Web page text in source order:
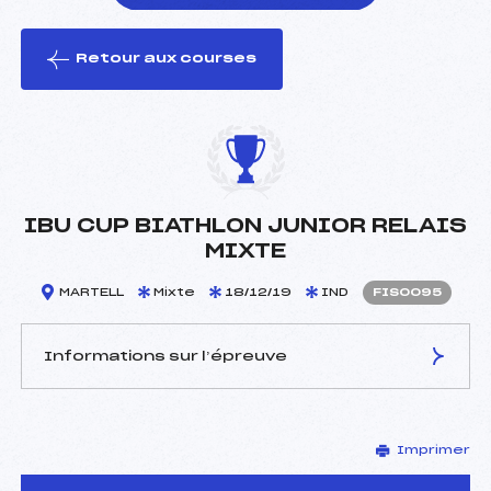
le ski
Retour aux courses
IBU CUP BIATHLON JUNIOR RELAIS
MIXTE
MARTELL Mixte 18/12/19 IND FIS0095
Informations sur l’épreuve
–
D.T Adjoint :
–
Imprimer